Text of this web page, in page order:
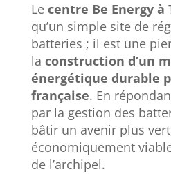
Le centre Be Energy à
qu’un simple site de
batteries ; il est une
la construction d’un
énergétique durable
française. En
par la gestion des
bâtir un avenir plus
économiquement
de l’archipel.